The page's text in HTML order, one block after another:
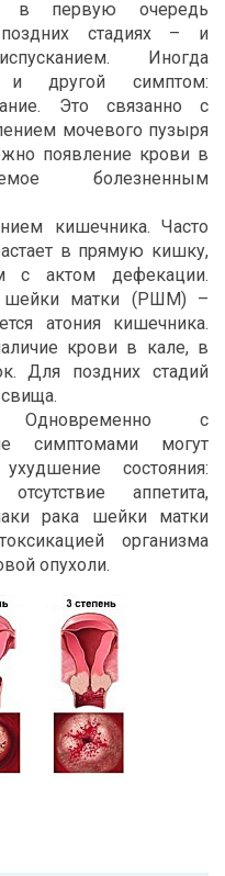
в первую очередь
стадиях – и
Иногда
другой симптом:
Это связанно с
мочевого пузыря
появление крови в
болезненным
кишечника. Часто
в прямую кишку,
с актом дефекации.
шейки матки (РШМ) –
атония кишечника.
крови в кале, в
Для поздних стадий
Одновременно с
симптомами могут
состояния:
аппетита,
рака шейки матки
организма
опухоли.